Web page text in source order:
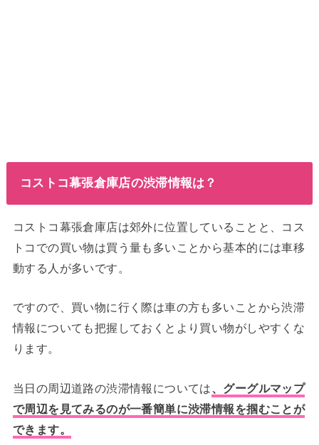
コストコ幕張倉庫店の渋滞情報は？
コストコ幕張倉庫店は郊外に位置していることと、コス
トコでの買い物は買う量も多いことから基本的には車移
動する人が多いです。
ですので、買い物に行く際は車の方も多いことから渋滞
情報についても把握しておくとより買い物がしやすくな
ります。
当日の周辺道路の渋滞情報については
、グーグルマップ
で周辺を見てみるのが一番簡単に渋滞情報を掴むことが
できます。